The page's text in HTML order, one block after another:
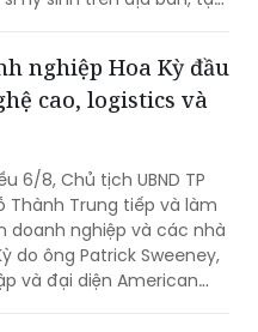
Truồi (xã Lộc An).
nghiệp Hoa Kỳ đầu
cao, logistics và
6/8, Chủ tịch UBND TP
Thành Trung tiếp và làm
doanh nghiệp và các nhà
do ông Patrick Sweeney,
và đại diện American